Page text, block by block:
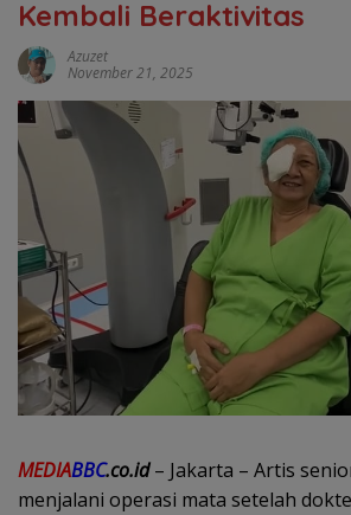
Kembali Beraktivitas
Azuzet
November 21, 2025
MEDIABBC.co.id– Jakarta – Artis
menjalani operasi mata setelah